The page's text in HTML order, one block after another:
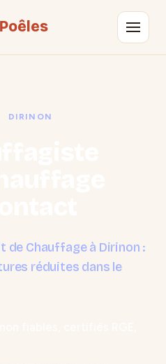
DIRINON
Chauffage à Dirinon :
réduites dans le